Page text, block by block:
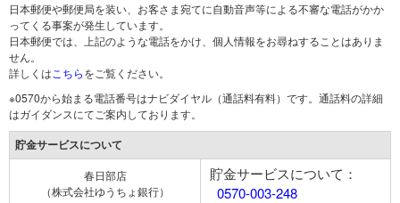
日本郵便や郵便局を装い、お客さま宛てに自動音声等による不審な電話がかか
ってくる事案が発生しています。
日本郵便では、上記のような電話をかけ、個人情報をお尋ねすることはありま
せん。
詳しくは こちらをご覧ください。
※0570から始まる電話番号はナビダイヤル（通話料有料）です。通話料の詳細
はガイダンスにてご案内しております。
貯金サービスについて
春日部店
（株式会社ゆうちょ銀行）
貯金サービスについて：
0570-003-248